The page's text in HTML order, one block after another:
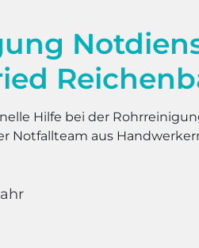
Hilfe bei der
Notfallteam aus